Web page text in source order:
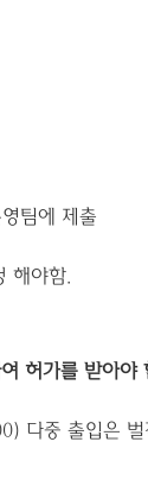
팀에 제출
해야함.
허가를 받아야
다중 출입은 벌